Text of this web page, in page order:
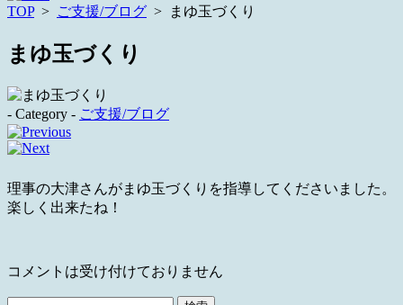
TOP> ご支援/ブログ > まゆ玉づくり
まゆ玉づくり
- Category - ご支援/ブログ
理事の大津さんがまゆ玉づくりを指導してくださいました。
楽しく出来たね！
コメントは受け付けておりません